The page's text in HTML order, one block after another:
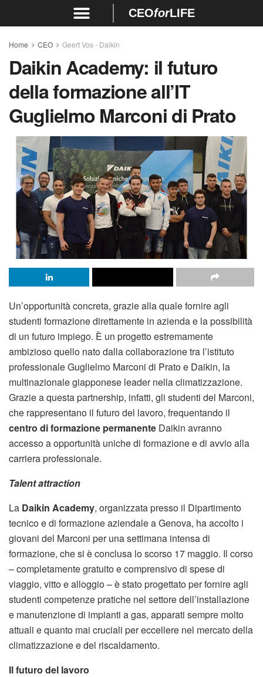
CEOforLIFE
Home CEO Geert Vos - Daikin
Daikin Academy: il futuro
della formazione all’IT
Guglielmo Marconi di Prato
Un’opportunità concreta, grazie alla quale fornire agli
studenti formazione direttamente in azienda e la possibilità
di un futuro impiego. È un progetto estremamente
ambizioso quello nato dalla collaborazione tra l’istituto
professionale Guglielmo Marconi di Prato e Daikin, la
multinazionale giapponese leader nella climatizzazione.
Grazie a questa partnership, infatti, gli studenti del Marconi,
che rappresentano il futuro del lavoro, frequentando il
centro di formazione permanente Daikin avranno
accesso a opportunità uniche di formazione e di avvio alla
carriera professionale.
Talent attraction
La Daikin Academy, organizzata presso il Dipartimento
tecnico e di formazione aziendale a Genova, ha accolto i
giovani del Marconi per una settimana intensa di
formazione, che si è conclusa lo scorso 17 maggio. Il corso
– completamente gratuito e comprensivo di spese di
viaggio, vitto e alloggio – è stato progettato per fornire agli
studenti competenze pratiche nel settore dell’installazione
e manutenzione di impianti a gas, apparati sempre molto
attuali e quanto mai cruciali per eccellere nel mercato della
climatizzazione e del riscaldamento.
Il futuro del lavoro